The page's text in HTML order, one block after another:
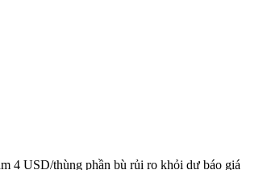
4 USD/thùng phần bù rủi ro khỏi dự báo giá